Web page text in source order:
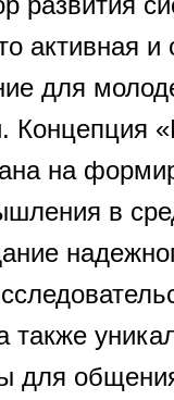
активная и
для
Концепция
на
в
также
для